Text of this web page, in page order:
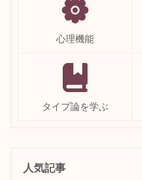
心理機能
タイプ論を学ぶ
人気記事